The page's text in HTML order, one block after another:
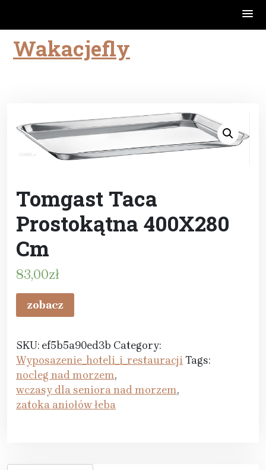
SkipWakacjefly
Tomgast Taca
Prostokątna 400X280
Cm
83,00zł
zobacz
SKU: ef5b5a90ed3b Category:
Wyposazenie_hoteli_i_restauracjiTags:
nocleg nad morzem,
wczasy dla seniora nad morzem,
zatoka aniołów łeba